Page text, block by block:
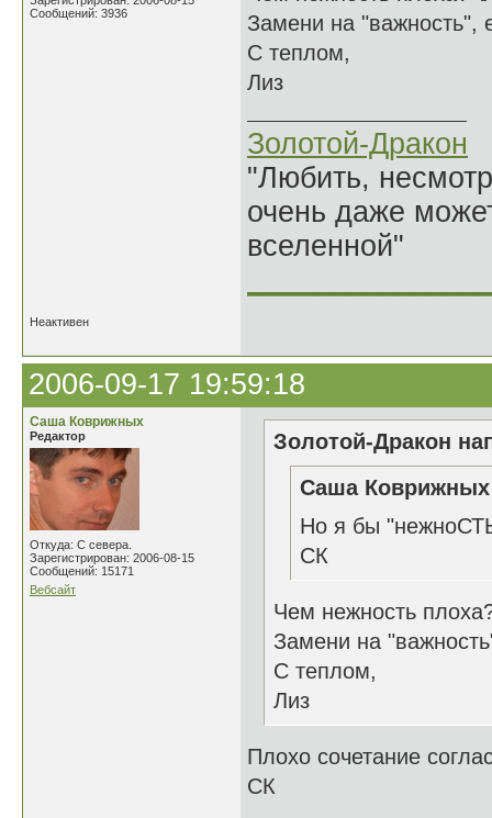
Сообщений: 3936
Замени на "важность",
С теплом,
Лиз
Золотой-Дракон
"Любить,
очень даже
вселенной"
Неактивен
2006-09-17 19:59:18
Саша Коврижных
Редактор
Откуда: С севера.
Зарегистрирован: 2006-08-15
Сообщений: 15171
Вебсайт
Золотой-Дракон
Саша Коврижных
Но я бы
СК
Чем нежность
Замени на
С теплом,
Лиз
Плохо сочетание
СК